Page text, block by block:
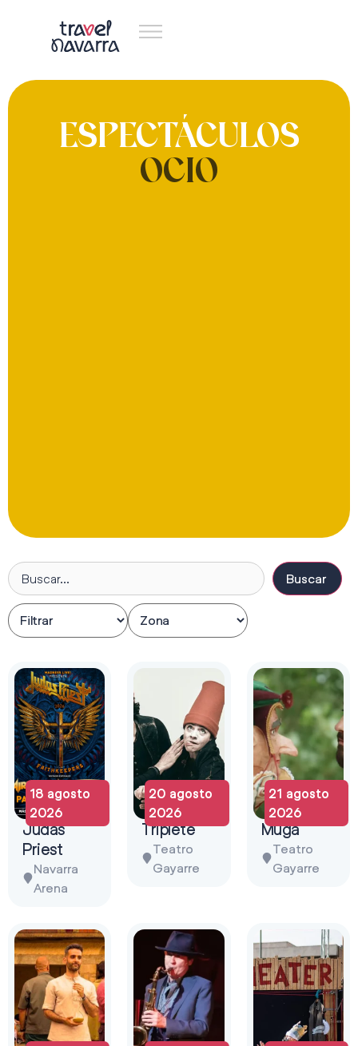
ESPECTÁCULOS
OCIO
Buscar
18 agosto
2026
Judas
Priest
Navarra
Arena
20 agosto
2026
Triplete
Teatro
Gayarre
21 agosto
2026
Muga
Teatro
Gayarre